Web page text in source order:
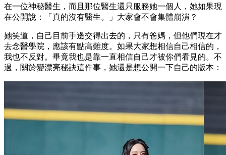
在一位神秘醫生，而且那位醫生還只服務她一個人，她如果現
在公開說：
「真的沒有醫生。」 大家會不會集體崩潰？
她笑道，自己目前手邊交得出去的，只有爸媽 ， 但他們現在才
去念醫學院 ， 應該有點高難度。 如果大家想相信自己相信的，
我也不反對。 畢竟我也是靠一直相信自己才被你們看見的。不
過， 關於變漂亮秘訣這件事，她還是想公開一下自己的版本：